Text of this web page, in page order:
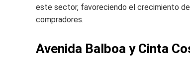
este sector, favoreciendo el crecimiento
compradores.
Avenida Balboa y Cinta